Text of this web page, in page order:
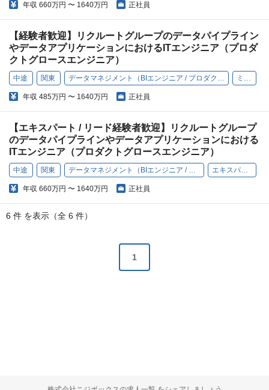
年収 660万円 〜 1640万円 正社員
【経験者歓迎】リクルートグループのデータパイプライン
やデータアプリケーションにおけるITエンジニア（プロダ
クトグロースエンジニア）
中途 関東 データマネジメント（BIエンジニア / プロダクトグロースエンジニア） ミドル
年収 485万円 〜 1640万円 正社員
【エキスパート / リード経験者歓迎】リクルートグループ
のデータパイプラインやデータアプリケーションにおける
ITエンジニア（プロダクトグロースエンジニア）
中途 関東 データマネジメント（BIエンジニア / プロダクトグロースエンジニア） エキスパート / リード
年収 660万円 〜 1640万円 正社員
6 件 を表示（全 6 件）
1